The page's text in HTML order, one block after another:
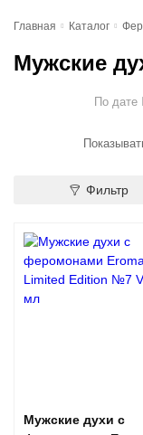
Главная Каталог
Мужские
По дате
Фильтр
Мужские духи с